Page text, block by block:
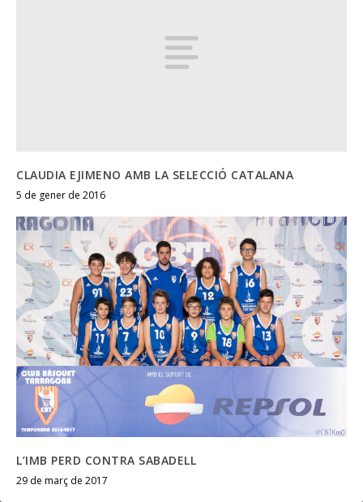
CLAUDIA EJIMENO AMB LA SELECCIÓ CATALANA
5 de gener de 2016
L’IMB PERD CONTRA SABADELL
29 de març de 2017